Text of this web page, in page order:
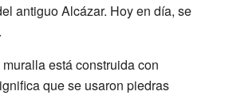
antiguo Alcázar. Hoy en día, se
está construida con
que se usaron piedras